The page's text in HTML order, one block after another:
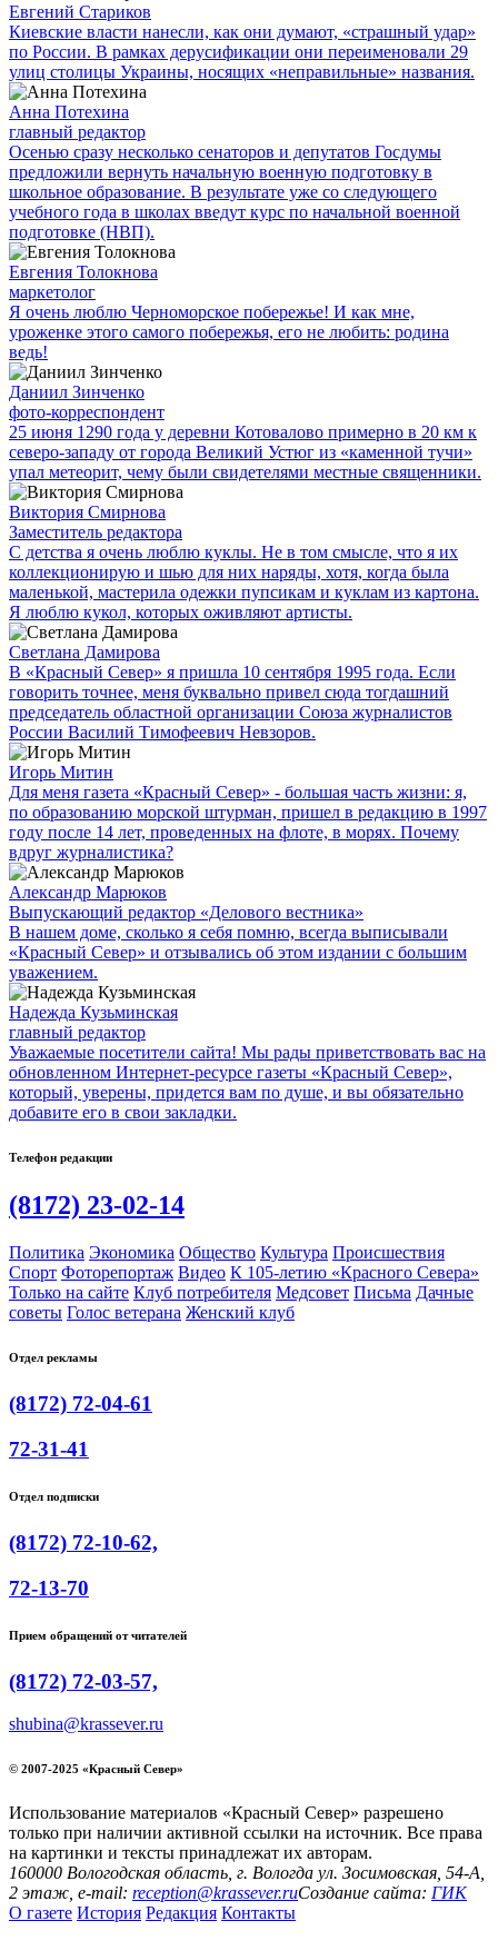
Евгений Стариков
Киевские власти нанесли, как они думают, «страшный удар»
по России. В рамках дерусификации они переименовали 29
улиц столицы Украины, носящих «неправильные» названия.
Анна Потехина
главный редактор
Осенью сразу несколько сенаторов и депутатов Госдумы
предложили вернуть начальную военную подготовку в
школьное образование. В результате уже со следующего
учебного года в школах введут курс по начальной военной
подготовке (НВП).
Евгения Толокнова
маркетолог
Я очень люблю Черноморское побережье! И как мне,
уроженке этого самого побережья, его не любить: родина
ведь!
Даниил Зинченко
фото-корреспондент
25 июня 1290 года у деревни Котовалово примерно в 20 км к
северо-западу от города Великий Устюг из «каменной тучи»
упал метеорит, чему были свидетелями местные священники.
Виктория Смирнова
Заместитель редактора
С детства я очень люблю куклы. Не в том смысле, что я их
коллекционирую и шью для них наряды, хотя, когда была
маленькой, мастерила одежки пупсикам и куклам из картона.
Я люблю кукол, которых оживляют артисты.
Светлана Дамирова
В «Красный Север» я пришла 10 сентября 1995 года. Если
говорить точнее, меня буквально привел сюда тогдашний
председатель областной организации Союза журналистов
России Василий Тимофеевич Невзоров.
Игорь Митин
Для меня газета «Красный Север» - большая часть жизни: я,
по образованию морской штурман, пришел в редакцию в 1997
году после 14 лет, проведенных на флоте, в морях. Почему
вдруг журналистика?
Александр Марюков
Выпускающий редактор «Делового вестника»
В нашем доме, сколько я себя помню, всегда выписывали
«Красный Север» и отзывались об этом издании с большим
уважением.
Надежда Кузьминская
главный редактор
Уважаемые посетители сайта! Мы рады приветствовать вас на
обновленном Интернет-ресурсе газеты «Красный Север»,
который, уверены, придется вам по душе, и вы обязательно
добавите его в свои закладки.
Телефон редакции
(8172) 23-02-14
Политика Экономика Общество Культура Происшествия
Спорт Фоторепортаж Видео К 105-летию «Красного Севера»
Только на сайте Клуб потребителя Медсовет Письма Дачные
советы Голос ветерана Женский клуб
Отдел рекламы
(8172) 72-04-61
72-31-41
Отдел подписки
(8172) 72-10-62,
72-13-70
Прием обращений от читателей
(8172) 72-03-57,
shubina@krassever.ru
© 2007-2025 «Красный Север»
Использование материалов «Красный Север» разрешено
только при наличии активной ссылки на источник. Все права
на картинки и тексты принадлежат их авторам.
160000 Вологодская область, г. Вологда ул. Зосимовская, 54-А,
2 этаж, e-mail: reception@krassever.ruСоздание сайта: ГИК
О газете История Редакция Контакты